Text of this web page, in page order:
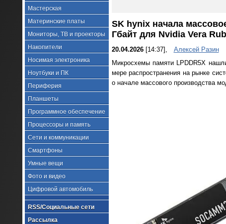
Мастерская
Материнские платы
Мониторы, ТВ и проекторы
Накопители
Носимая электроника
Ноутбуки и ПК
Периферия
Планшеты
Программное обеспечение
Процессоры и память
Сети и коммуникации
Смартфоны
Умные вещи
Фото и видео
Цифровой автомобиль
RSS/Социальные сети
Рассылка
SK hynix начала
Гбайт для Nvidia Vera
20.04.2026[14:37],
Алексей Разин
Микросхемы памяти LPDDR5X
мере распространения на рынке
о начале массового производства